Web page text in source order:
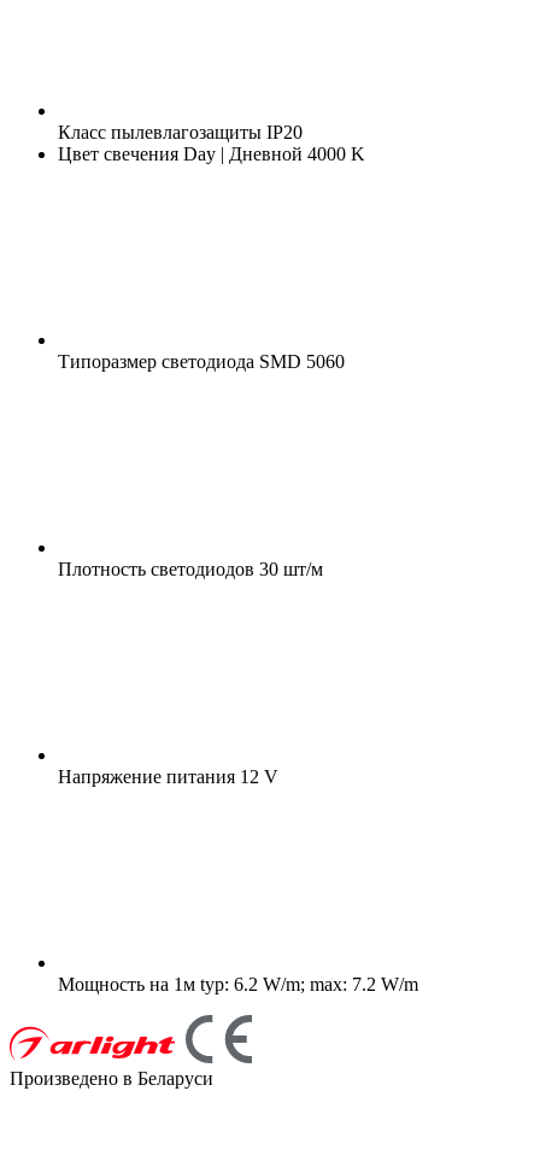
Класс пылевлагозащиты IP20
Цвет свечения Day | Дневной 4000 K
Типоразмер светодиода SMD 5060
Плотность светодиодов 30 шт/м
Напряжение питания 12 V
Мощность на 1м typ: 6.2 W/m; max: 7.2 W/m
Произведено в Беларуси